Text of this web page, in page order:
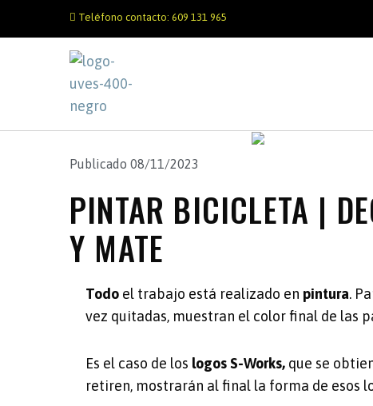
Teléfono contacto: 609 131 965
Publicado 08/11/2023
PINTAR BICICLETA |
Y MATE
Todo el trabajo está realizado en pintura.
vez quitadas, muestran el color final de las
Es el caso de los logos S-Works, que se
retiren, mostrarán al final la forma de esos